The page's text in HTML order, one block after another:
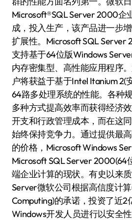
Microsoft®SQL Server 2000企
成，投入生产，该产品进一步
扩展性。Microsoft SQL Server
支持基于64位版Windows
内存密集型、高性能应用程序
户将获益于基于Intel Itanium 2(
64路多处理系统的性能。各种
多种方式提高效率而获得经济
开支和行政管理成本，而在这
始终保持竞争力。通过提供最
的价格，Microsoft Windows
Microsoft SQL Server 2000(64
端企业计算的现状。有史以来
Server微软公司根据高信度计
Computing)的承诺，投资了近2
Windows开发人员进行以安全